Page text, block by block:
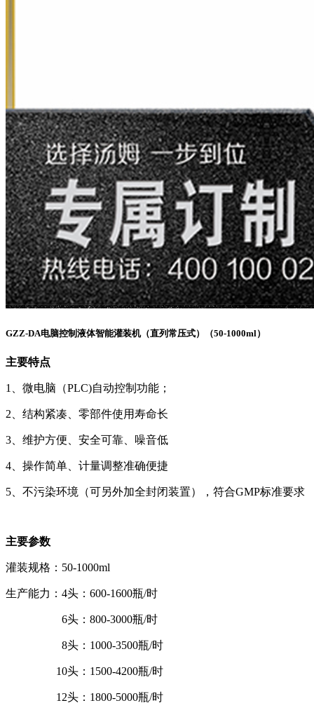
GZZ-DA电脑控制液体智能灌装机（直列常压式）（50-1000ml）
主要特点
1、微电脑（PLC)自动控制功能；
2、结构紧凑、零部件使用寿命长
3、维护方便、安全可靠、噪音低
4、操作简单、计量调整准确便捷
5、不污染环境（可另外加全封闭装置），符合GMP标准要求
主要参数
灌装规格：50-1000ml
生产能力：4头：600-1600瓶/时
6头：800-3000瓶/时
8头：1000-3500瓶/时
10头：1500-4200瓶/时
12头：1800-5000瓶/时